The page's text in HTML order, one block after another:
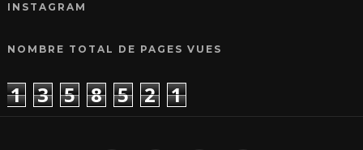
INSTAGRAM
NOMBRE TOTAL DE PAGES VUES
1 3 5 8 5 2 1